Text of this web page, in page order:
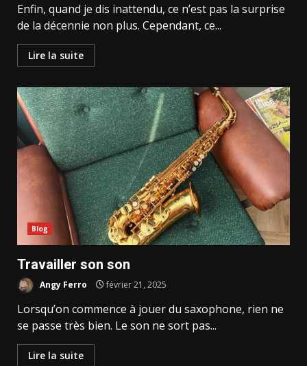
Enfin, quand je dis inattendu, ce n’est pas la surprise
de la décennie non plus. Cependant, ce...
Lire la suite
Blog
Travailler son son
Angy Ferro février 21, 2025
Lorsqu’on commence à jouer du saxophone, rien ne
se passe très bien. Le son ne sort pas...
Lire la suite